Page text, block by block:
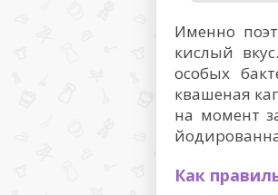
Именно
кислый
особых
квашеная
на момент
Как